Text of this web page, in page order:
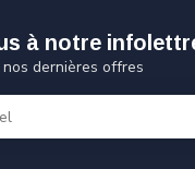
à notre
dernières offres